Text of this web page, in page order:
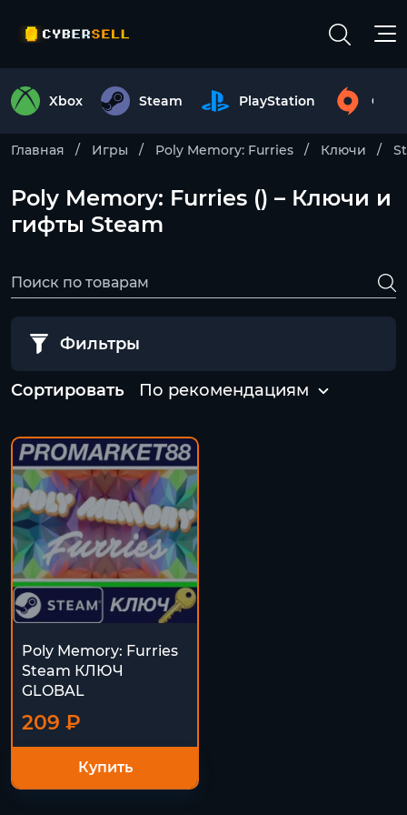
Xbox Steam PlayStation
Главная Игры Poly Memory: Furries Ключи
Poly Memory: Furries () – Ключи и
гифты Steam
Фильтры
Сортировать По рекомендациям
Poly Memory: Furries
Steam КЛЮЧ
GLOBAL
209 ₽
Купить